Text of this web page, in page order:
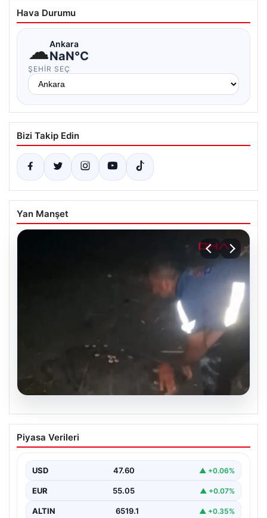
Hava Durumu
☁Ankara
NaN°C
ŞEHIR SEÇ
Bizi Takip Edin
Yan Manşet
04.08.2026
Sahilde Yönünü Kaybeden Caretta
Caretta, Vatandaşların Çabasıyla
Hatay’ın Samandağ ilçesinde gerçekleşen bu olay,
önemli bir…
Piyasa Verileri
USD 47.60 ▲ +0.06%
EUR 55.05 ▲ +0.07%
ALTIN 6519.1 ▲ +0.35%